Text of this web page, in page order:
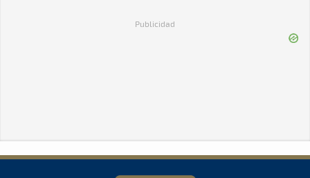
Publicidad